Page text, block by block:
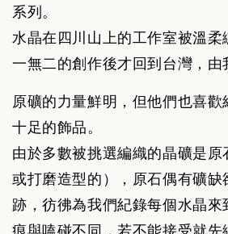
系列。
水晶在四川山上的工作室被溫柔
一無二的創作後才回到台灣，由
原礦的力量鮮明，但他們也喜
十足的飾品。
由於多數被挑選編織的晶礦是
或打磨造型的）， 原石偶有礦缺
跡，彷彿為我們紀錄每個水晶